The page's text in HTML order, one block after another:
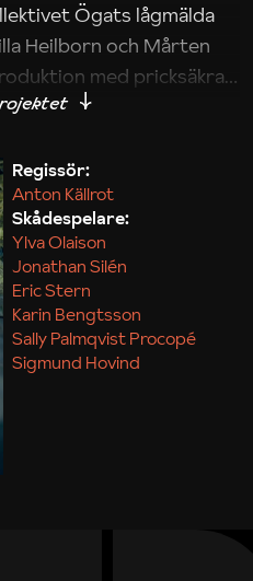
Ögats lågmälda
Heilborn och Mårten
med pricksäkra
kan vara att omsätta
Regissör:
Anton Källrot
Skådespelare:
Ylva Olaison
Jonathan Silén
Eric Stern
Karin Bengtsson
Sally Palmqvist Procopé
Sigmund Hovind